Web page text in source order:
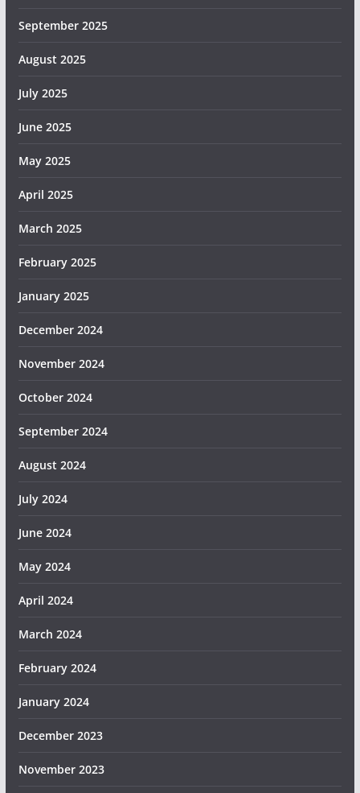
September 2025
August 2025
July 2025
June 2025
May 2025
April 2025
March 2025
February 2025
January 2025
December 2024
November 2024
October 2024
September 2024
August 2024
July 2024
June 2024
May 2024
April 2024
March 2024
February 2024
January 2024
December 2023
November 2023